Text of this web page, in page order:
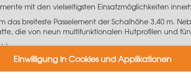
mit den vielseitigsten Einsatzmöglichkeiten
das breiteste Passelement der Schalhöhe 3,40 m.
die von neun multifunktionalen Hutprofilen und
18218
Einwilligung in Cookies und Applikationen